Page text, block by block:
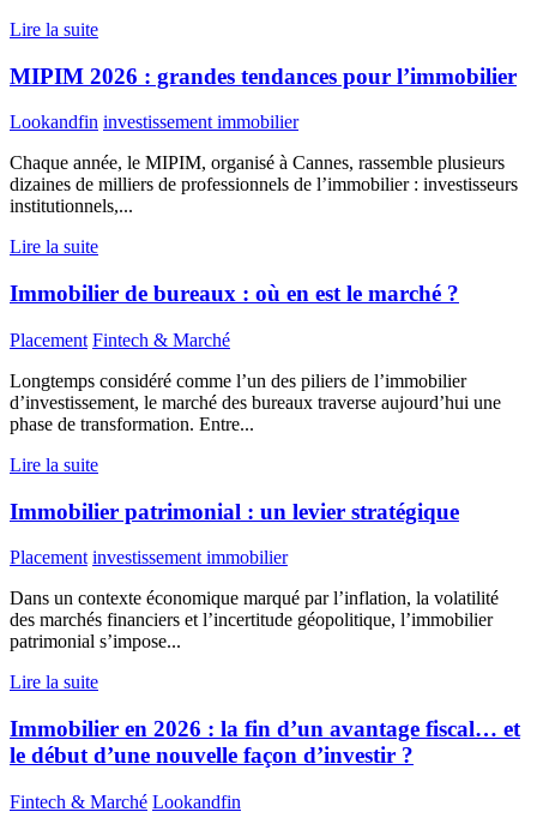
Lire la suite
MIPIM 2026 : grandes tendances pour l’immobilier
Lookandfin investissement immobilier
Chaque année, le MIPIM, organisé à Cannes, rassemble plusieurs
dizaines de milliers de professionnels de l’immobilier : investisseurs
institutionnels,...
Lire la suite
Immobilier de bureaux : où en est le marché ?
Placement Fintech & Marché
Longtemps considéré comme l’un des piliers de l’immobilier
d’investissement, le marché des bureaux traverse aujourd’hui une
phase de transformation. Entre...
Lire la suite
Immobilier patrimonial : un levier stratégique
Placement investissement immobilier
Dans un contexte économique marqué par l’inflation, la volatilité
des marchés financiers et l’incertitude géopolitique, l’immobilier
patrimonial s’impose...
Lire la suite
Immobilier en 2026 : la fin d’un avantage fiscal… et
le début d’une nouvelle façon d’investir ?
Fintech & Marché Lookandfin